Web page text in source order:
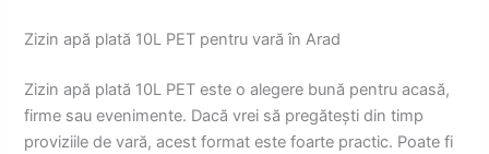
Zizin apă plată 10L PET pentru vară în Arad
Zizin apă plată 10L PET este o alegere bună pentru acasă,
firme sau evenimente. Dacă vrei să pregătești din timp
proviziile de vară, acest format este foarte practic. Poate fi